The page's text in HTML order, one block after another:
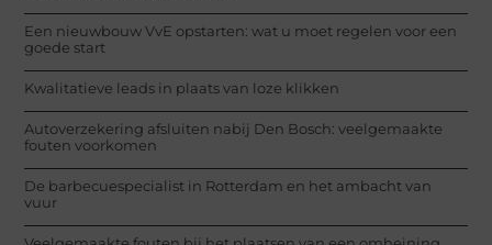
Een nieuwbouw VvE opstarten: wat u moet regelen voor een
goede start
Kwalitatieve leads in plaats van loze klikken
Autoverzekering afsluiten nabij Den Bosch: veelgemaakte
fouten voorkomen
De barbecuespecialist in Rotterdam en het ambacht van
vuur